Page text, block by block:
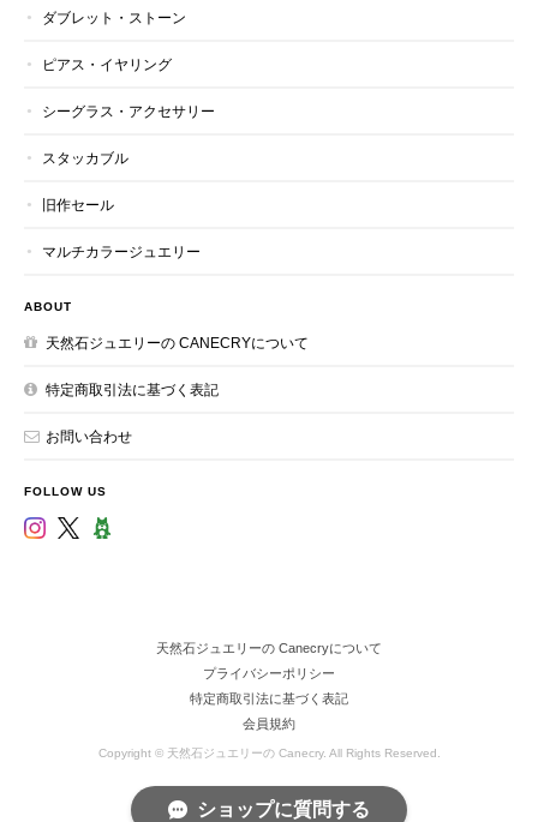
ダブレット・ストーン
ピアス・イヤリング
シーグラス・アクセサリー
スタッカブル
旧作セール
マルチカラージュエリー
ABOUT
天然石ジュエリーの CANECRYについて
特定商取引法に基づく表記
お問い合わせ
FOLLOW US
天然石ジュエリーの Canecryについて
プライバシーポリシー
特定商取引法に基づく表記
会員規約
Copyright © 天然石ジュエリーの Canecry. All Rights Reserved.
ショップに質問する